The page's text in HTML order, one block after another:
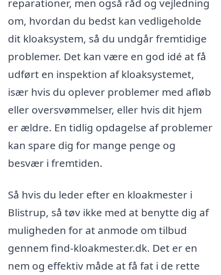
reparationer, men også råd og vejledning
om, hvordan du bedst kan vedligeholde
dit kloaksystem, så du undgår fremtidige
problemer. Det kan være en god idé at få
udført en inspektion af kloaksystemet,
især hvis du oplever problemer med afløb
eller oversvømmelser, eller hvis dit hjem
er ældre. En tidlig opdagelse af problemer
kan spare dig for mange penge og
besvær i fremtiden.
Så hvis du leder efter en kloakmester i
Blistrup, så tøv ikke med at benytte dig af
muligheden for at anmode om tilbud
gennem find-kloakmester.dk. Det er en
nem og effektiv måde at få fat i de rette